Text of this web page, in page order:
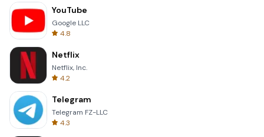
YouTube
Google LLC
4.8
Netflix
Netflix, Inc.
4.2
Telegram
Telegram FZ-LLC
4.3